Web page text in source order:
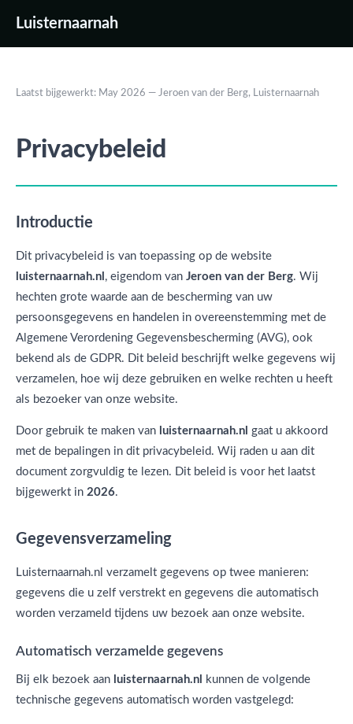
Luisternaarnah
Laatst bijgewerkt: May 2026 — Jeroen van der Berg, Luisternaarnah
Privacybeleid
Introductie
Dit privacybeleid is van toepassing op de website
luisternaarnah.nl , eigendom van Jeroen van der Berg. Wij
hechten grote waarde aan de bescherming van uw
persoonsgegevens en handelen in overeenstemming met de
Algemene Verordening Gegevensbescherming (AVG), ook
bekend als de GDPR. Dit beleid beschrijft welke gegevens wij
verzamelen, hoe wij deze gebruiken en welke rechten u heeft
als bezoeker van onze website.
Door gebruik te maken van luisternaarnah.nl gaat u akkoord
met de bepalingen in dit privacybeleid. Wij raden u aan dit
document zorgvuldig te lezen. Dit beleid is voor het laatst
bijgewerkt in 2026.
Gegevensverzameling
Luisternaarnah.nl verzamelt gegevens op twee manieren:
gegevens die u zelf verstrekt en gegevens die automatisch
worden verzameld tijdens uw bezoek aan onze website.
Automatisch verzamelde gegevens
Bij elk bezoek aan luisternaarnah.nl
kunnen de volgende
technische gegevens automatisch worden vastgelegd: